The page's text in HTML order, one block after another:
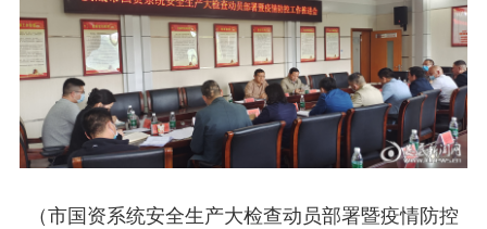
（市国资系统安全生产大检查动员部署暨疫情防控